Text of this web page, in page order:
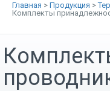
Главная > Продукция >
Комплекты